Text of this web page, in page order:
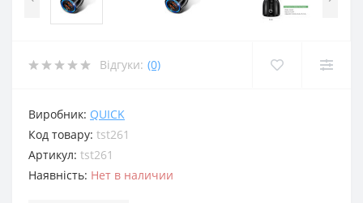
Відгуки: (0)
Виробник: QUICK
Код товару: tst261
Артикул: tst261
Наявність: Нет в наличии